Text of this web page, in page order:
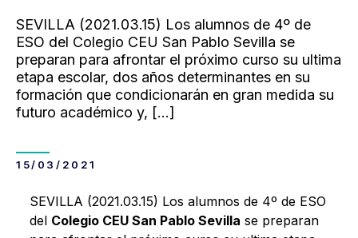
SEVILLA (2021.03.15) Los alumnos de 4º de
ESO del Colegio CEU San Pablo Sevilla se
preparan para afrontar el próximo curso su ultima
etapa escolar, dos años determinantes en su
formación que condicionarán en gran medida su
futuro académico y, […]
15/03/2021
SEVILLA (2021.03.15) Los alumnos de 4º de ESO
del Colegio CEU San Pablo Sevilla se preparan